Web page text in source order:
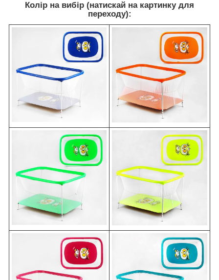
Колір на вибір (натискай на картинку для
переходу):